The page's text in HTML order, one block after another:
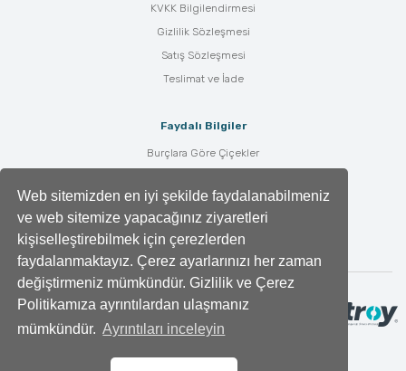
Web sitemizden en iyi şekilde faydalanabilmeniz
ve web sitemize yapacağınız ziyaretleri
kişiselleştirebilmek için çerezlerden
faydalanmaktayız. Çerez ayarlarınızı her zaman
değiştirmeniz mümkündür. Gizlilik ve Çerez
Politikamıza ayrıntılardan ulaşmanız
mümkündür. Ayrıntıları inceleyin
KVKK Bilgilendirmesi
Gizlilik Sözleşmesi
Satış Sözleşmesi
Teslimat ve İade
Faydalı Bilgiler
Burçlara Göre Çiçekler
Çiçek Anlamları
Tüm Blog Yazıları